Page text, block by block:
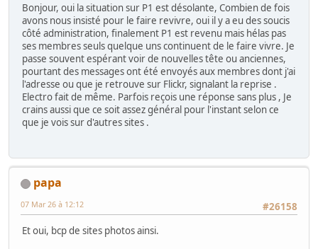
Bonjour, oui la situation sur P1 est désolante, Combien de fois
avons nous insisté pour le faire revivre, oui il y a eu des soucis
côté administration, finalement P1 est revenu mais hélas pas
ses membres seuls quelque uns continuent de le faire vivre. Je
passe souvent espérant voir de nouvelles tête ou anciennes,
pourtant des messages ont été envoyés aux membres dont j'ai
l'adresse ou que je retrouve sur Flickr, signalant la reprise .
Electro fait de même. Parfois reçois une réponse sans plus , Je
crains aussi que ce soit assez général pour l'instant selon ce
que je vois sur d'autres sites .
papa
#26158
07 Mar 26 à 12:12
Et oui, bcp de sites photos ainsi.